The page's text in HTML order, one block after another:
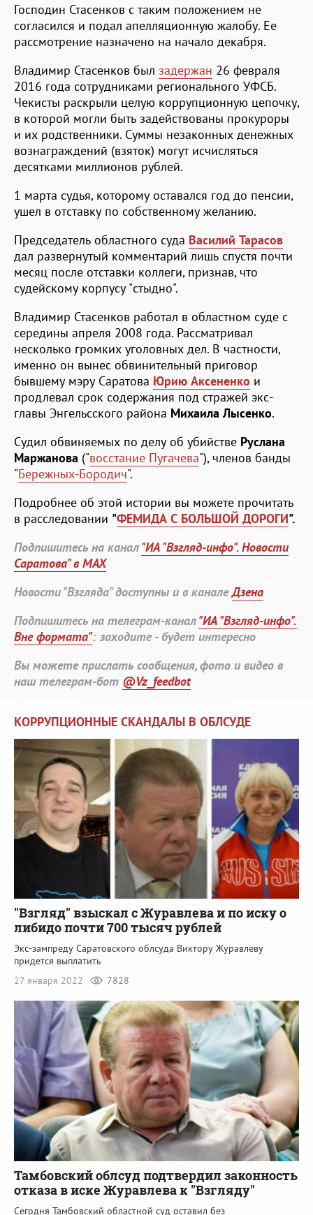
Господин Стасенков с таким положением не
согласился и подал апелляционную жалобу. Ее
рассмотрение назначено на начало декабря.
Владимир Стасенков был задержан 26 февраля
2016 года сотрудниками регионального УФСБ.
Чекисты раскрыли целую коррупционную цепочку,
в которой могли быть задействованы прокуроры
и их родственники. Суммы незаконных денежных
вознаграждений (взяток) могут исчисляться
десятками миллионов рублей.
1 марта судья, которому оставался год до пенсии,
ушел в отставку по собственному желанию.
Председатель областного суда Василий Тарасов
дал развернутый комментарий лишь спустя почти
месяц после отставки коллеги, признав, что
судейскому корпусу "стыдно".
Владимир Стасенков работал в областном суде с
середины апреля 2008 года. Рассматривал
несколько громких уголовных дел. В частности,
именно он вынес обвинительный приговор
бывшему мэру Саратова Юрию Аксененко и
продлевал срок содержания под стражей экс-
главы Энгельсского района Михаила Лысенко.
Судил обвиняемых по делу об убийстве Руслана
Маржанова ("восстание Пугачева"), членов банды
"Бережных-Бородич".
Подробнее об этой истории вы можете прочитать
в расследовании "ФЕМИДА С БОЛЬШОЙ ДОРОГИ".
Подпишитесь на канал"ИА "Взгляд-инфо". Новости
Саратова" в MAX
Новости "Взгляда" доступны и в каналеДзена
Подпишитесь на телеграм-канал"ИА "Взгляд-инфо".
Вне формата": заходите - будет интересно
Вы можете прислать сообщения, фото и видео в
наш телеграм-бот @Vz_feedbot
КОРРУПЦИОННЫЕ СКАНДАЛЫ В ОБЛСУДЕ
"Взгляд" взыскал с Журавлева и по иску о
либидо почти 700 тысяч рублей
Экс-зампреду Саратовского облсуда Виктору Журавлеву
придется выплатить
27 января 2022
7828
Тамбовский облсуд подтвердил законность
отказа в иске Журавлева к "Взгляду"
Сегодня Тамбовский областной суд оставил без